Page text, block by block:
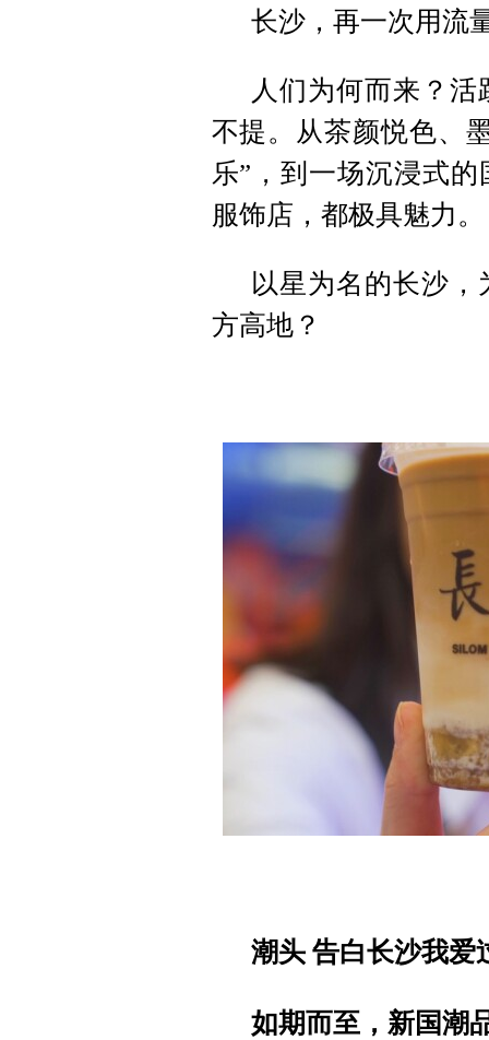
长沙，再一次用流
人们为何而来？
不提。从茶颜悦色、
乐”，到一场沉浸式
服饰店，都极具魅力。
以星为名的长沙
方高地？
潮头 告白长沙我爱
如期而至，新国潮